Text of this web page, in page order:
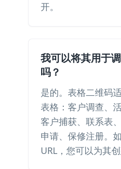
开。
我可以将其用于
吗？
是的。表格二维码
表格：客户调查、
客户捕获、联系表
申请、保修注册。
URL，您可以为其创